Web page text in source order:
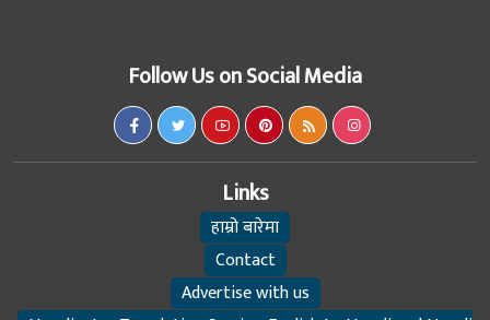
Follow Us on Social Media
Links
हाम्रो बारेमा
Contact
Advertise with us